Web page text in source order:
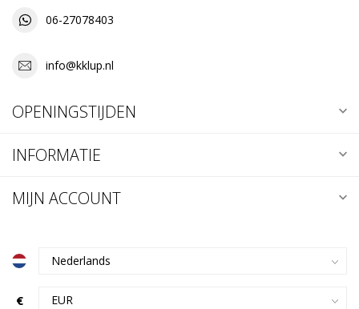
06-27078403
info@kklup.nl
OPENINGSTIJDEN
INFORMATIE
MIJN ACCOUNT
€